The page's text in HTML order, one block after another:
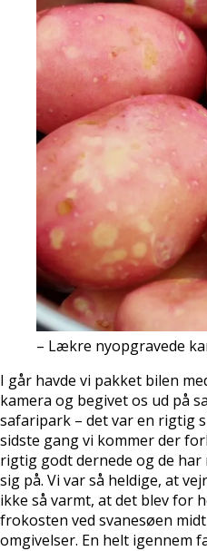
– Lækre nyopgravede
I går havde vi pakket bilen
kamera og begivet os ud på
safaripark – det var en rigtig
sidste gang vi kommer der
rigtig godt dernede og de
sig på. Vi var så heldige, at
ikke så varmt, at det blev for
frokosten ved svanesøen
omgivelser. En helt igennem